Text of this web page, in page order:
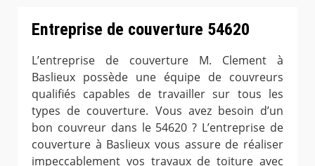
Entreprise de couverture 54620
L’entreprise de couverture M. Clement à
Baslieux possède une équipe de couvreurs
qualifiés capables de travailler sur tous les
types de couverture. Vous avez besoin d’un
bon couvreur dans le 54620 ? L’entreprise de
couverture à Baslieux vous assure de réaliser
impeccablement vos travaux de toiture avec